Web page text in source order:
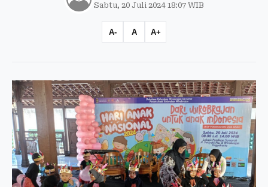
Sabtu, 20 Juli 2024 18:07 WIB
A- A A+